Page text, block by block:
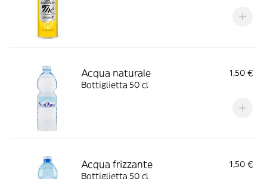
Acqua naturale
1,50 €
Bottiglietta 50 cl
Acqua frizzante
1,50 €
Bottiglietta 50 cl